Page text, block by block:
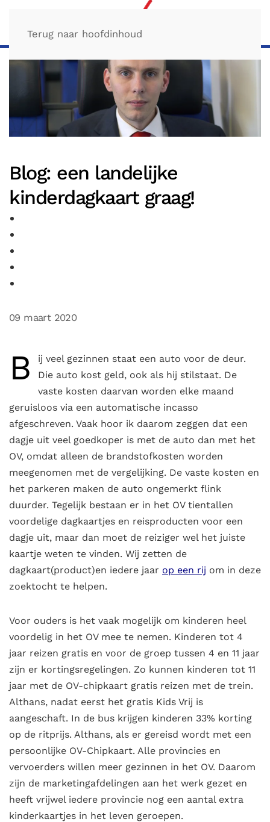
Terug naar hoofdinhoud
Blog: een landelijke
kinderdagkaart graag!
09 maart 2020
B
ij veel gezinnen staat een auto voor de deur.
Die auto kost geld, ook als hij stilstaat. De
vaste kosten daarvan worden elke maand
geruisloos via een automatische incasso
afgeschreven. Vaak hoor ik daarom zeggen dat een
dagje uit veel goedkoper is met de auto dan met het
OV, omdat alleen de brandstofkosten worden
meegenomen met de vergelijking. De vaste kosten en
het parkeren maken de auto ongemerkt flink
duurder. Tegelijk bestaan er in het OV tientallen
voordelige dagkaartjes en reisproducten voor een
dagje uit, maar dan moet de reiziger wel het juiste
kaartje weten te vinden. Wij zetten de
dagkaart(product)en iedere jaar op een rij om in deze
zoektocht te helpen.
Voor ouders is het vaak mogelijk om kinderen heel
voordelig in het OV mee te nemen. Kinderen tot 4
jaar reizen gratis en voor de groep tussen 4 en 11 jaar
zijn er kortingsregelingen. Zo kunnen kinderen tot 11
jaar met de OV-chipkaart gratis reizen met de trein.
Althans, nadat eerst het gratis Kids Vrij is
aangeschaft. In de bus krijgen kinderen 33% korting
op de ritprijs. Althans, als er gereisd wordt met een
persoonlijke OV-Chipkaart. Alle provincies en
vervoerders willen meer gezinnen in het OV. Daarom
zijn de marketingafdelingen aan het werk gezet en
heeft vrijwel iedere provincie nog een aantal extra
kinderkaartjes in het leven geroepen.